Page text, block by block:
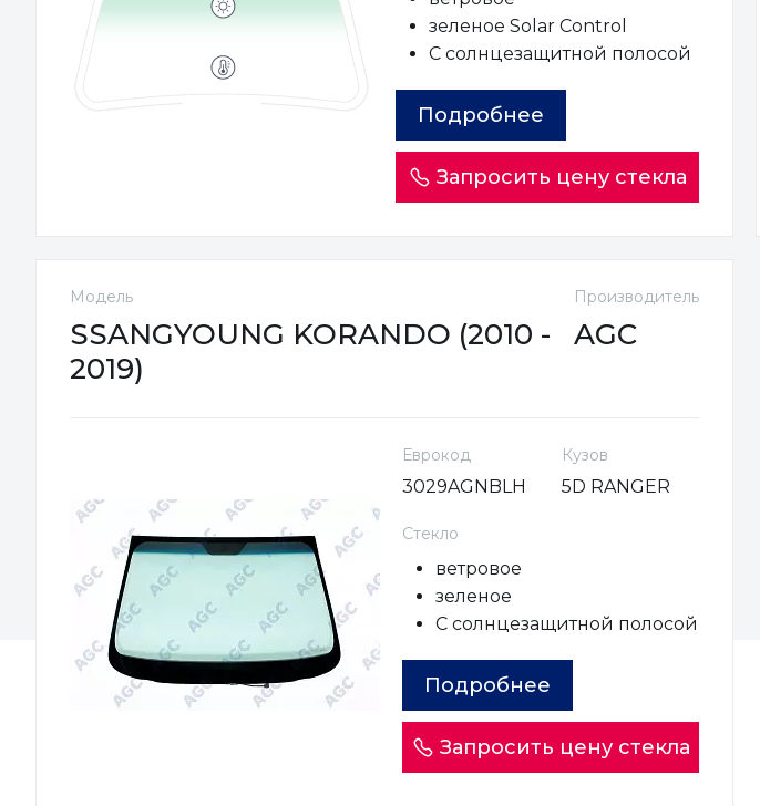
зеленое Solar Control
С солнцезащитной полосой
Подробнее
Запросить цену стекла
Модель
SSANGYOUNG KORANDO (2010 -
2019)
Производитель
AGC
Еврокод
3029AGNBLH
Кузов
5D RANGER
Стекло
ветровое
зеленое
С солнцезащитной полосой
Подробнее
Запросить цену стекла